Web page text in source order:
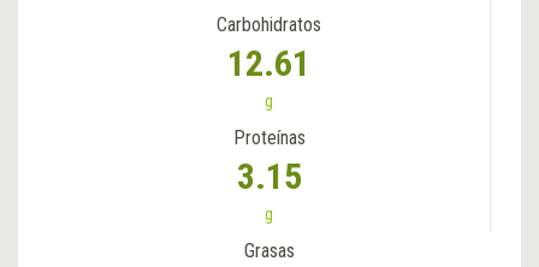
Carbohidratos
12.61
g
Proteínas
3.15
g
Grasas